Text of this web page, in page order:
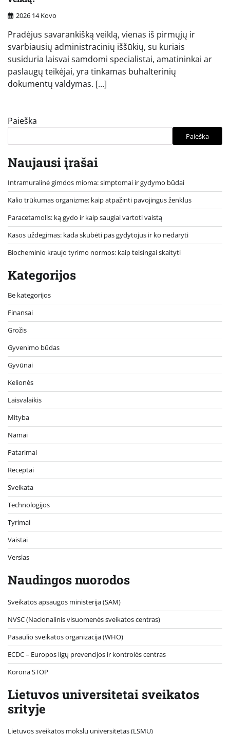
2026 14 Kovo
Pradėjus savarankišką veiklą, vienas iš pirmųjų ir
svarbiausių administracinių iššūkių, su kuriais
susiduria laisvai samdomi specialistai, amatininkai ar
paslaugų teikėjai, yra tinkamas buhalterinių
dokumentų valdymas. […]
Paieška
Paieška
Naujausi įrašai
Intramuralinė gimdos mioma: simptomai ir gydymo būdai
Kalio trūkumas organizme: kaip atpažinti pavojingus ženklus
Paracetamolis: ką gydo ir kaip saugiai vartoti vaistą
Kasos uždegimas: kada skubėti pas gydytojus ir ko nedaryti
Biocheminio kraujo tyrimo normos: kaip teisingai skaityti
Kategorijos
Be kategorijos
Finansai
Grožis
Gyvenimo būdas
Gyvūnai
Kelionės
Laisvalaikis
Mityba
Namai
Patarimai
Receptai
Sveikata
Technologijos
Tyrimai
Vaistai
Verslas
Naudingos nuorodos
Sveikatos apsaugos ministerija (SAM)
NVSC (Nacionalinis visuomenės sveikatos centras)
Pasaulio sveikatos organizacija (WHO)
ECDC – Europos ligų prevencijos ir kontrolės centras
Korona STOP
Lietuvos universitetai sveikatos
srityje
Lietuvos sveikatos mokslų universitetas (LSMU)